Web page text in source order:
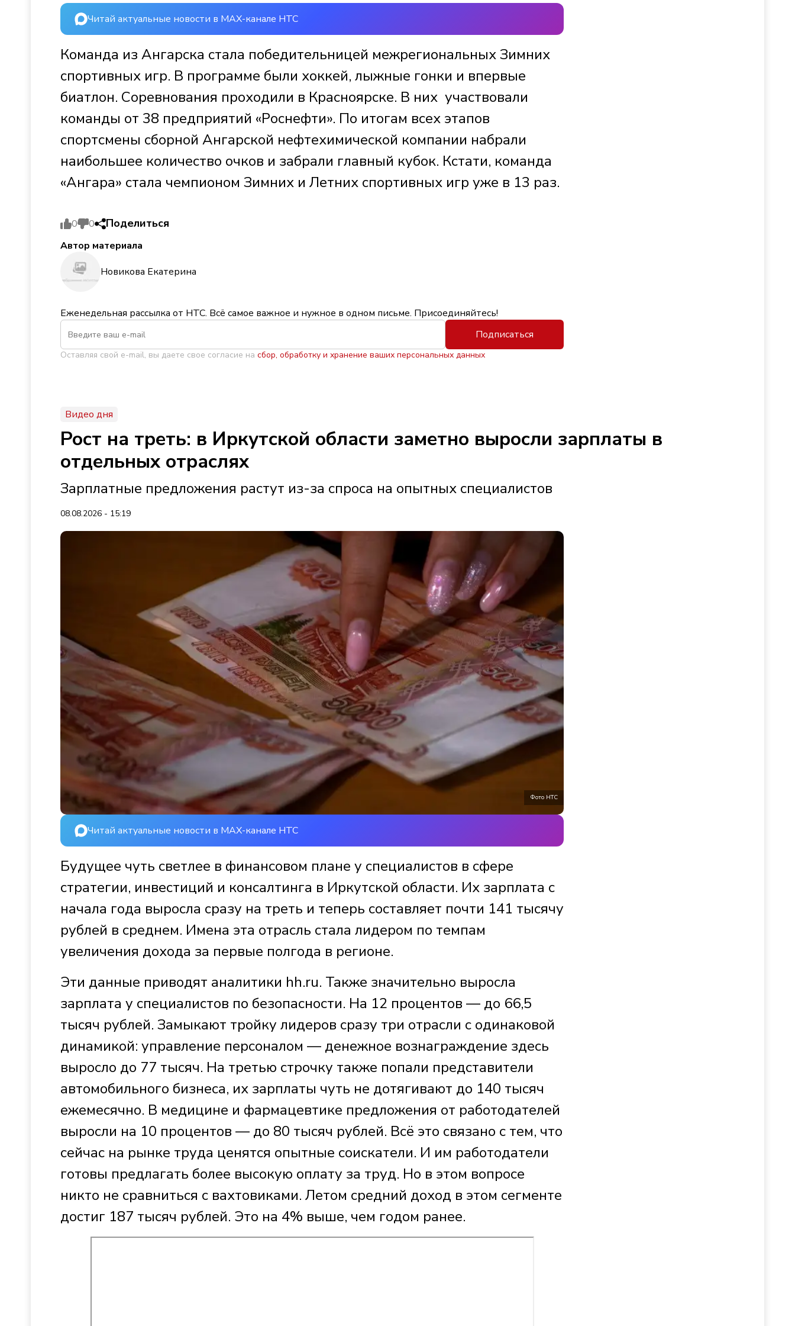
Читай актуальные новости в MAX-канале НТС
Команда из Ангарска стала победительницей межрегиональных Зимних
спортивных игр. В программе были хоккей, лыжные гонки и впервые
биатлон. Соревнования проходили в Красноярске. В них участвовали
команды от 38 предприятий «Роснефти». По итогам всех этапов
спортсмены сборной Ангарской нефтехимической компании набрали
наибольшее количество очков и забрали главный кубок. Кстати, команда
«Ангара» стала чемпионом Зимних и Летних спортивных игр уже в 13 раз.
0 0 Поделиться
Автор материала
Новикова Екатерина
Еженедельная рассылка от НТС. Всё самое важное и нужное в одном письме. Присоединяйтесь!
Подписаться
Оставляя свой e-mail, вы даете свое согласие на сбор, обработку и хранение ваших персональных данных
Видео дня
Рост на треть: в Иркутской области заметно выросли зарплаты в
отдельных отраслях
Зарплатные предложения растут из-за спроса на опытных специалистов
08.08.2026 - 15:19
Фото НТС
Читай актуальные новости в MAX-канале НТС
Будущее чуть светлее в финансовом плане у специалистов в сфере
стратегии, инвестиций и консалтинга в Иркутской области. Их зарплата с
начала года выросла сразу на треть и теперь составляет почти 141 тысячу
рублей в среднем. Имена эта отрасль стала лидером по темпам
увеличения дохода за первые полгода в регионе.
Эти данные приводят аналитики hh.ru. Также значительно выросла
зарплата у специалистов по безопасности. На 12 процентов — до 66,5
тысяч рублей. Замыкают тройку лидеров сразу три отрасли с одинаковой
динамикой: управление персоналом — денежное вознаграждение здесь
выросло до 77 тысяч. На третью строчку также попали представители
автомобильного бизнеса, их зарплаты чуть не дотягивают до 140 тысяч
ежемесячно. В медицине и фармацевтике предложения от работодателей
выросли на 10 процентов — до 80 тысяч рублей. Всё это связано с тем, что
сейчас на рынке труда ценятся опытные соискатели. И им работодатели
готовы предлагать более высокую оплату за труд. Но в этом вопросе
никто не сравниться с вахтовиками. Летом средний доход в этом сегменте
достиг 187 тысяч рублей. Это на 4% выше, чем годом ранее.